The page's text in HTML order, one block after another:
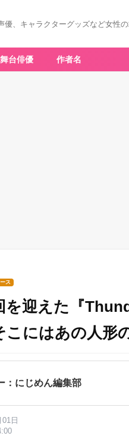
優、キャラクターグッズなど女性
舞台俳優 作者名
ス
を迎えた『
こにはあの人形
：にじめん編集部
日